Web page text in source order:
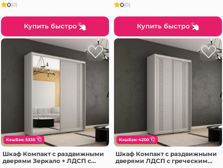
0(0)
Купить быстро
0(0)
Купить быстро
КэшБэк: 5335
Шкаф Компакт с раздвижными
дверями Зеркало + ЛДСП с
КэшБэк: 4200
Шкаф Компакт с раздвижными
дверями ЛДСП с греческим